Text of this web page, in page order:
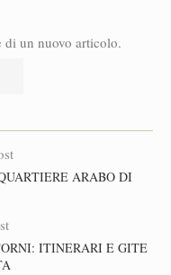
un nuovo articolo.
ARABO DI
ITINERARI E GITE